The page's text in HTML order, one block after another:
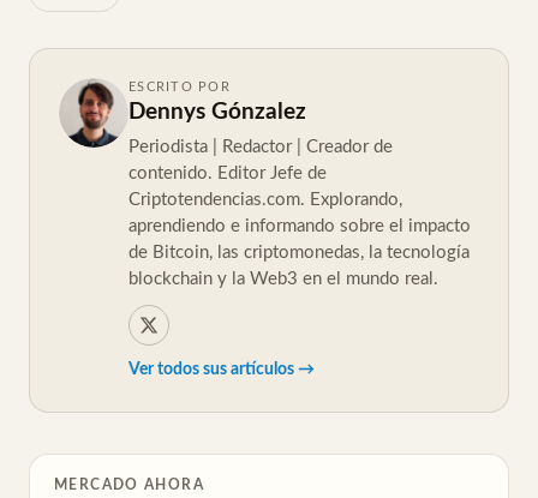
ESCRITO POR
Dennys Gónzalez
Periodista | Redactor | Creador de
contenido. Editor Jefe de
Criptotendencias.com. Explorando,
aprendiendo e informando sobre el impacto
de Bitcoin, las criptomonedas, la tecnología
blockchain y la Web3 en el mundo real.
Ver todos sus artículos →
MERCADO AHORA